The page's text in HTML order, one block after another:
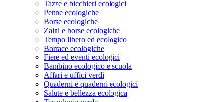
Tazze e bicchieri ecologici
Penne ecologiche
Borse ecologiche
Zaini e borse ecologiche
Tempo libero ed ecologico
Borrace ecologiche
Fiere ed eventi ecologici
Bambino ecologico e scuola
Affari e uffici verdi
Quaderni e quaderni ecologici
Salute e bellezza ecologica